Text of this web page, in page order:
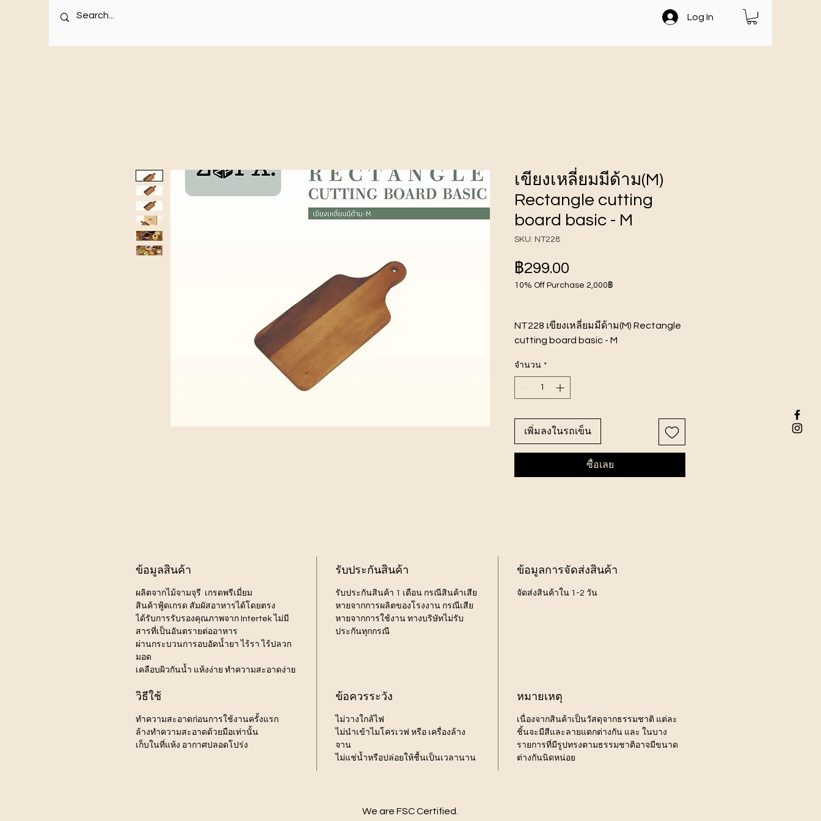
Log In
เขียงเหลี่ยมมีด้าม(M)
Rectangle cutting
board basic - M
SKU: NT228
฿299.00
10% Off Purchase 2,000฿
NT228 เขียงเหลี่ยมมีด้าม(M) Rectangle
cutting board basic - M
ไม้จามจุรี
จำนวน *
เพิ่มลงในรถเข็น
ซื้อเลย
ข้อมูลสินค้า
ผลิตจากไม้จามจุรี เกรดพรีเมี่ยม
สินค้าฟู้ดเกรด สัมผัสอาหารได้โดยตรง
ได้รับการรับรองคุณภาพจาก Intertek ไม่มี
สารที่เป็นอันตรายต่ออาหาร
ผ่านกระบวนการอบอัดน้ำยา ไร้รา ไร้ปลวก
มอด
เคลือบผิวกันน้ำ แห้งง่าย ทำความสะอาดง่าย
รับประกันสินค้า
รับประกันสินค้า 1 เดือน กรณีสินค้าเสีย
หายจากการผลิตของโรงงาน กรณีเสีย
หายจากการใช้งาน ทางบริษัทไม่รับ
ประกันทุกกรณี
ข้อมูลการจัดส่งสินค้า
จัดส่งสินค้าใน 1-2 วัน
วิธีใช้
ทำความสะอาดก่อนการใช้งานครั้งแรก
ล้างทำความสะอาดด้วยมือเท่านั้น
เก็บในที่แห้ง อากาศปลอดโปร่ง
ข้อควรระวัง
ไม่วางใกล้ไฟ
ไม่นำเข้าไมโครเวฟ หรือ เครื่องล้าง
จาน
ไม่แช่น้ำหรือปล่อยให้ชื้นเป็นเวลานาน
หมายเหตุ
เนื่องจากสินค้าเป็นวัสดุจากธรรมชาติ แต่ละ
ชิ้นจะมีสีและลายแตกต่างกัน และ ในบาง
รายการที่มีรูปทรงตามธรรมชาติอาจมีขนาด
ต่างกันนิดหน่อย
We are FSC Certified.